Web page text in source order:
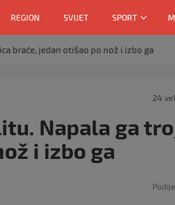
REGION SVIJET SPORT
braće, jedan otišao po nož i izbo ga
24
Napala ga
i izbo ga